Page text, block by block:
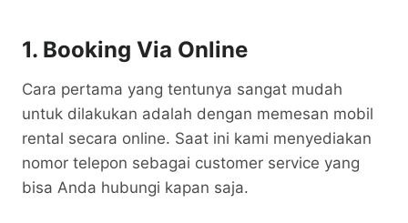
1. Booking Via Online
Cara pertama yang tentunya sangat mudah
untuk dilakukan adalah dengan memesan mobil
rental secara online. Saat ini kami menyediakan
nomor telepon sebagai customer service yang
bisa Anda hubungi kapan saja.